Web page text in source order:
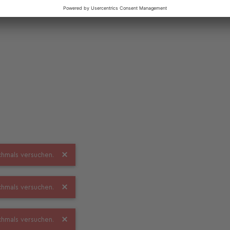
versuchen.
versuchen.
versuchen.